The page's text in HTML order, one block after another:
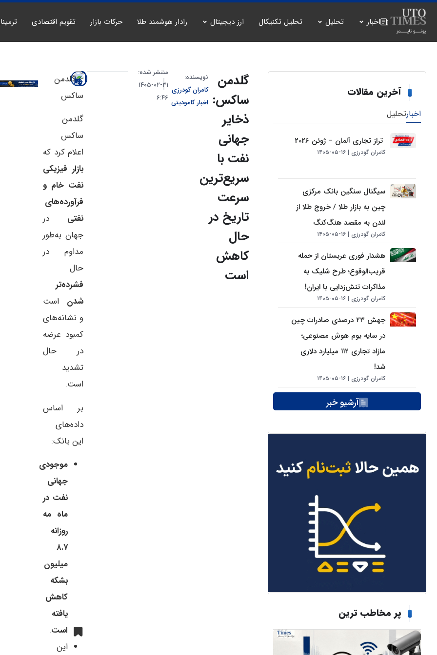
اخبار تحلیل تحلیل تکنیکال ارز دیجیتال رادار هوشمند طلا حرکات بازار تقویم اقتصادی
آخرین مقالات
اخبارتحلیل
تراز تجاری آلمان – ژوئن 2026
کامران گودرزی ۱۶-۰۵-۱۴۰۵
سیگنال سنگین بانک مرکزی
چین به بازار طلا / خروج طلا از
لندن به مقصد هنگ‌کنگ
کامران گودرزی ۱۶-۰۵-۱۴۰۵
هشدار فوری عربستان از حمله
قریب‌الوقوع؛ طرح شلیک به
مذاکرات تنش‌زدایی با ایران!
کامران گودرزی ۱۶-۰۵-۱۴۰۵
جهش ۲۳ درصدی صادرات چین
در سایه بوم هوش مصنوعی؛
مازاد تجاری ۱۱۲ میلیارد دلاری
شد!
کامران گودرزی ۱۶-۰۵-۱۴۰۵
آرشیو خبر
پر مخاطب ترین
گلدمن
ساکس:
ذخایر
جهانی
نفت با
سریع‌ترین
سرعت
تاریخ در
حال
کاهش
است
نویسنده:
کامران گودرزی
اخبار کامودیتی
منتشر شده:
۳۱-۰۲-۱۴۰۵
۶:۴۶
گلدمن
ساکس
اعلام کرد که
بازار فیزیکی
نفت خام و
فرآورده‌های
نفتی در
جهان به‌طور
مداوم در
حال
فشرده‌تر
شدن است
و نشانه‌های
کمبود عرضه
در حال
تشدید
است.
بر اساس
داده‌های
این بانک:
موجودی
جهانی
نفت در
ماه مه
روزانه
۸.۷
میلیون
بشکه
کاهش
یافته
است.
این